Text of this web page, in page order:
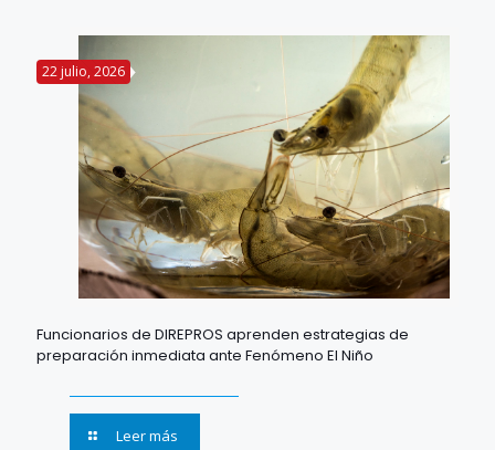
22 julio, 2026
Funcionarios de DIREPROS aprenden estrategias de
preparación inmediata ante Fenómeno El Niño
Leer más